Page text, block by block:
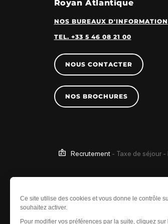
Royan Atlantique
NOS BUREAUX D'INFORMATION
TEL. +33 5 46 08 21 00
NOUS CONTACTER
NOS BROCHURES
Recrutement - Taxe de séjour -